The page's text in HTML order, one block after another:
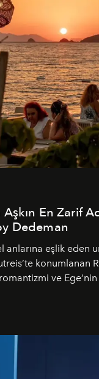
En Zarif
Dedeman
anlarına eşlik
konumlanan
ve